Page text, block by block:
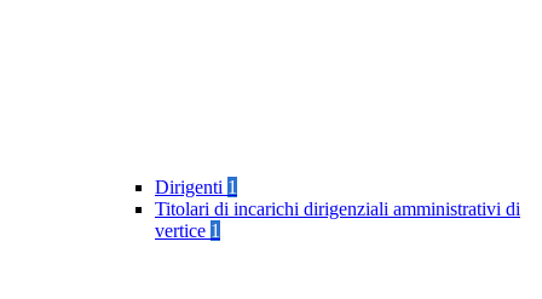
Dirigenti 1
Titolari di incarichi dirigenziali amministrativi di
vertice 1